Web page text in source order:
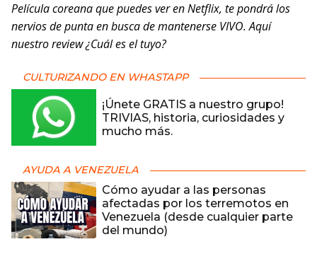
Película coreana que puedes ver en Netflix, te pondrá los
nervios de punta en busca de mantenerse VIVO. Aquí
nuestro review ¿Cuál es el tuyo?
CULTURIZANDO EN WHASTAPP
¡Únete GRATIS a nuestro grupo!
TRIVIAS, historia, curiosidades y
mucho más.
AYUDA A VENEZUELA
Cómo ayudar a las personas
afectadas por los terremotos en
Venezuela (desde cualquier parte
del mundo)